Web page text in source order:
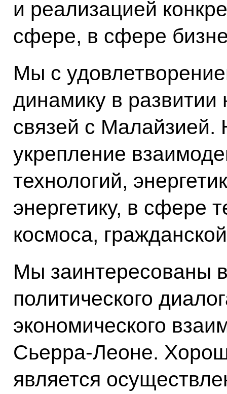
и реализацией
сфере, в сфере
Мы с
динамику в
связей с Малайзией.
укрепление
технологий,
энергетику, в сфере
космоса,
Мы заинтересованы
политического
экономического
Сьерра-Леоне.
является